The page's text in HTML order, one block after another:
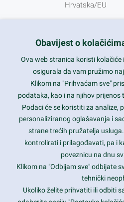
Hrvatska/EU
info@nikal.hr
HR-AB-01-
ponedjeljak-
Nazovite nas na
0800
Tečaj konverzije 1
Obavijest o
Ova web stranica koristi kolačiće
osigurala da vam pružimo
Klikom na "Prihvaćam sve"
podataka, kao i na njihov prijenos
Podaci će se koristiti za analize,
personaliziranog oglašavanja i
strane trećih pružatelja
kontrolirati i prilagođavati, pa i
poveznicu na dnu
Klikom na "Odbijam sve" odbijate
tehnički
Ukoliko želite prihvatiti ili odbiti